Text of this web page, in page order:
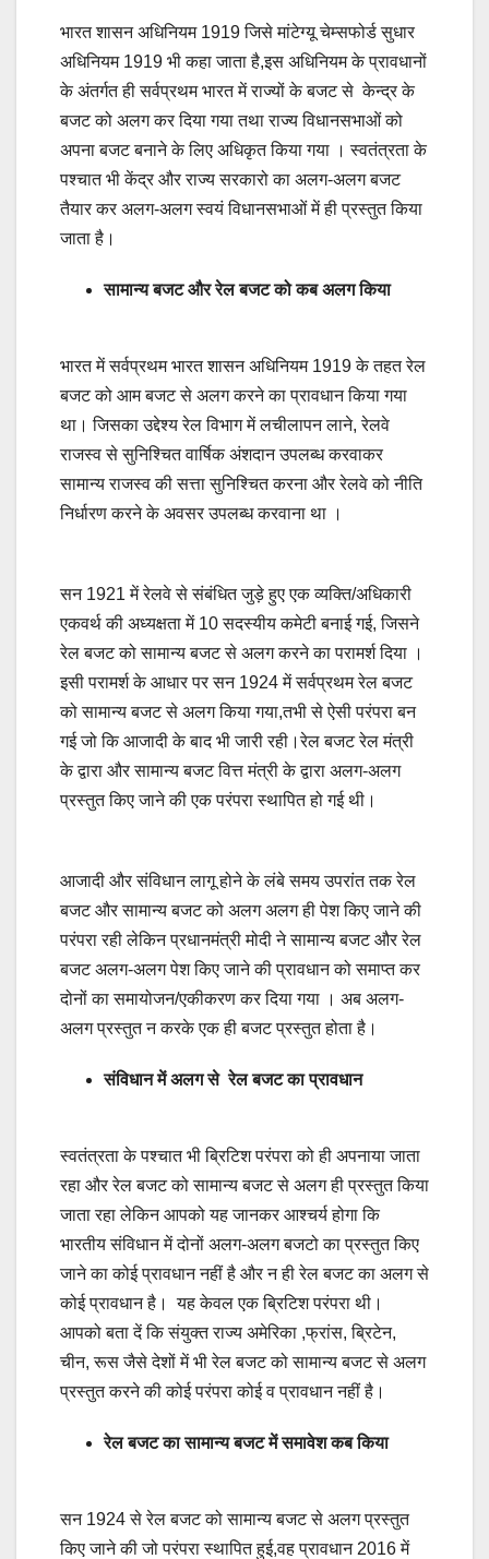
भारत शासन अधिनियम 1919 जिसे मांटेग्यू चेम्सफोर्ड सुधार
अधिनियम 1919 भी कहा जाता है,इस अधिनियम के प्रावधानों
के अंतर्गत ही सर्वप्रथम भारत में राज्यों के बजट से केन्द्र के
बजट को अलग कर दिया गया तथा राज्य विधानसभाओं को
अपना बजट बनाने के लिए अधिकृत किया गया । स्वतंत्रता के
पश्चात भी केंद्र और राज्य सरकारो का अलग-अलग बजट
तैयार कर अलग-अलग स्वयं विधानसभाओं में ही प्रस्तुत किया
जाता है।
सामान्य बजट और रेल बजट को कब अलग किया
भारत में सर्वप्रथम भारत शासन अधिनियम 1919 के तहत रेल
बजट को आम बजट से अलग करने का प्रावधान किया गया
था। जिसका उद्देश्य रेल विभाग में लचीलापन लाने, रेलवे
राजस्व से सुनिश्चित वार्षिक अंशदान उपलब्ध करवाकर
सामान्य राजस्व की सत्ता सुनिश्चित करना और रेलवे को नीति
निर्धारण करने के अवसर उपलब्ध करवाना था ।
सन 1921 में रेलवे से संबंधित जुड़े हुए एक व्यक्ति/अधिकारी
एकवर्थ की अध्यक्षता में 10 सदस्यीय कमेटी बनाई गई, जिसने
रेल बजट को सामान्य बजट से अलग करने का परामर्श दिया ।
इसी परामर्श के आधार पर सन 1924 में सर्वप्रथम रेल बजट
को सामान्य बजट से अलग किया गया,तभी से ऐसी परंपरा बन
गई जो कि आजादी के बाद भी जारी रही।रेल बजट रेल मंत्री
के द्वारा और सामान्य बजट वित्त मंत्री के द्वारा अलग-अलग
प्रस्तुत किए जाने की एक परंपरा स्थापित हो गई थी।
आजादी और संविधान लागू होने के लंबे समय उपरांत तक रेल
बजट और सामान्य बजट को अलग अलग ही पेश किए जाने की
परंपरा रही लेकिन प्रधानमंत्री मोदी ने सामान्य बजट और रेल
बजट अलग-अलग पेश किए जाने की प्रावधान को समाप्त कर
दोनों का समायोजन/एकीकरण कर दिया गया । अब अलग-
अलग प्रस्तुत न करके एक ही बजट प्रस्तुत होता है।
संविधान में अलग से रेल बजट का प्रावधान
स्वतंत्रता के पश्चात भी ब्रिटिश परंपरा को ही अपनाया जाता
रहा और रेल बजट को सामान्य बजट से अलग ही प्रस्तुत किया
जाता रहा लेकिन आपको यह जानकर आश्चर्य होगा कि
भारतीय संविधान में दोनों अलग-अलग बजटो का प्रस्तुत किए
जाने का कोई प्रावधान नहीं है और न ही रेल बजट का अलग से
कोई प्रावधान है। यह केवल एक ब्रिटिश परंपरा थी।
आपको बता दें कि संयुक्त राज्य अमेरिका ,फ्रांस, ब्रिटेन,
चीन, रूस जैसे देशों में भी रेल बजट को सामान्य बजट से अलग
प्रस्तुत करने की कोई परंपरा कोई व प्रावधान नहीं है।
रेल बजट का सामान्य बजट में समावेश कब किया
सन 1924 से रेल बजट को सामान्य बजट से अलग प्रस्तुत
किए जाने की जो परंपरा स्थापित हुई,वह प्रावधान 2016 में